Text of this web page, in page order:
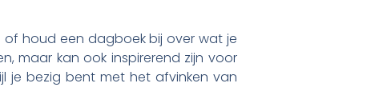
of houd een dagboek bij over wat je
maar kan ook inspirerend zijn voor
je bezig bent met het afvinken van